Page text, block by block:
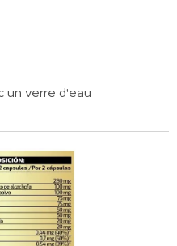
un verre d'eau